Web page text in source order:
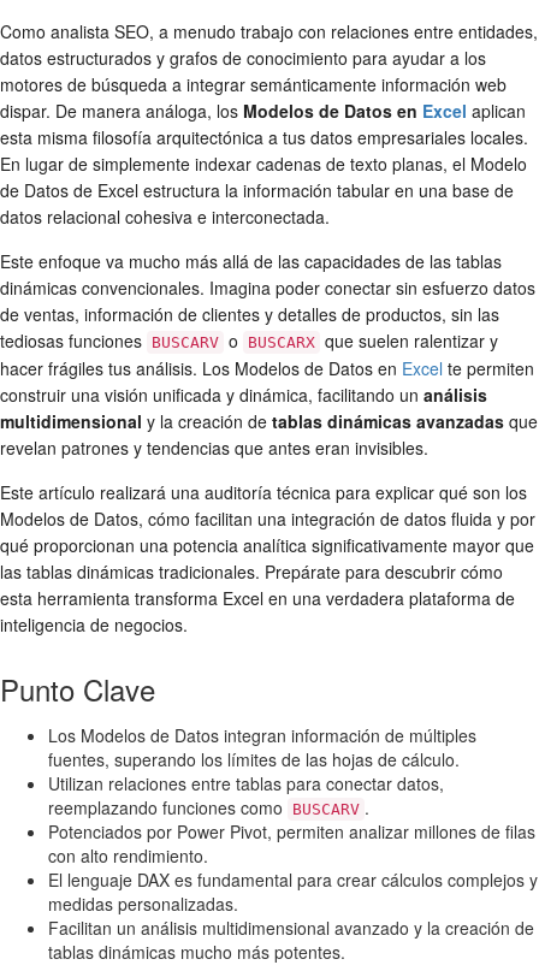
Como analista SEO, a menudo trabajo con relaciones entre entidades,
datos estructurados y grafos de conocimiento para ayudar a los
motores de búsqueda a integrar semánticamente información web
dispar. De manera análoga, los Modelos de Datos en Excel aplican
esta misma filosofía arquitectónica a tus datos empresariales locales.
En lugar de simplemente indexar cadenas de texto planas, el Modelo
de Datos de Excel estructura la información tabular en una base de
datos relacional cohesiva e interconectada.
Este enfoque va mucho más allá de las capacidades de las tablas
dinámicas convencionales. Imagina poder conectar sin esfuerzo datos
de ventas, información de clientes y detalles de productos, sin las
tediosas funciones BUSCARV o BUSCARX que suelen ralentizar y
hacer frágiles tus análisis. Los Modelos de Datos en Excel te permiten
construir una visión unificada y dinámica, facilitando un análisis
multidimensional y la creación de tablas dinámicas avanzadas que
revelan patrones y tendencias que antes eran invisibles.
Este artículo realizará una auditoría técnica para explicar qué son los
Modelos de Datos, cómo facilitan una integración de datos fluida y por
qué proporcionan una potencia analítica significativamente mayor que
las tablas dinámicas tradicionales. Prepárate para descubrir cómo
esta herramienta transforma Excel en una verdadera plataforma de
inteligencia de negocios.
Punto Clave
Los Modelos de Datos integran información de múltiples
fuentes, superando los límites de las hojas de cálculo.
Utilizan relaciones entre tablas para conectar datos,
reemplazando funciones como
BUSCARV .
Potenciados por Power Pivot, permiten analizar millones de filas
con alto rendimiento.
El lenguaje DAX es fundamental para crear cálculos complejos y
medidas personalizadas.
Facilitan un análisis multidimensional avanzado y la creación de
tablas dinámicas mucho más potentes.